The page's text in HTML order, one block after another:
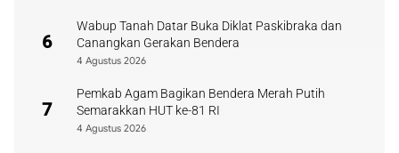
6
Wabup Tanah Datar Buka Diklat Paskibraka dan
Canangkan Gerakan Bendera
4 Agustus 2026
7
Pemkab Agam Bagikan Bendera Merah Putih
Semarakkan HUT ke-81 RI
4 Agustus 2026